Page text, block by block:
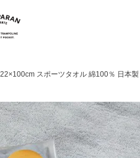
スポーツタオル 綿100％ 日本